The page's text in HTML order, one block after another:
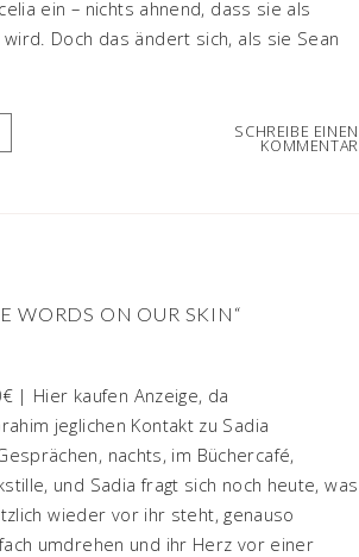
ein – nichts ahnend, dass sie als
Doch das ändert sich, als sie Sean
SCHREIBE EINEN
KOMMENTAR
WORDS ON OUR SKIN“
| Hier kaufen Anzeige, da
jeglichen Kontakt zu Sadia
nachts, im Büchercafé,
und Sadia fragt sich noch heute, was
wieder vor ihr steht, genauso
umdrehen und ihr Herz vor einer